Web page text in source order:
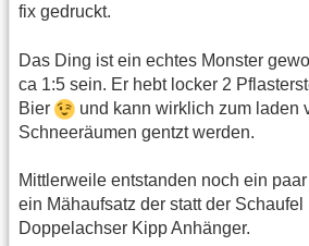
fix gedruckt.
Das Ding ist ein echtes Monster
ca 1:5 sein. Er hebt locker 2
Bier
und kann wirklich zum laden
Schneeräumen gentzt werden.
Mittlerweile entstanden noch ein
ein Mähaufsatz der statt der
Doppelachser Kipp Anhänger.